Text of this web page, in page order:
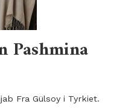
Pashmina
Fra Gülsoy i Tyrkiet.